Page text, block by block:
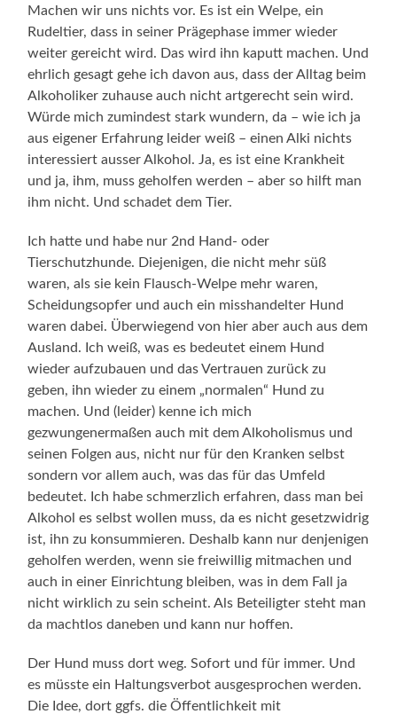
Machen wir uns nichts vor. Es ist ein Welpe, ein
Rudeltier, dass in seiner Prägephase immer wieder
weiter gereicht wird. Das wird ihn kaputt machen. Und
ehrlich gesagt gehe ich davon aus, dass der Alltag beim
Alkoholiker zuhause auch nicht artgerecht sein wird.
Würde mich zumindest stark wundern, da – wie ich ja
aus eigener Erfahrung leider weiß – einen Alki nichts
interessiert ausser Alkohol. Ja, es ist eine Krankheit
und ja, ihm, muss geholfen werden – aber so hilft man
ihm nicht. Und schadet dem Tier.
Ich hatte und habe nur 2nd Hand- oder
Tierschutzhunde. Diejenigen, die nicht mehr süß
waren, als sie kein Flausch-Welpe mehr waren,
Scheidungsopfer und auch ein misshandelter Hund
waren dabei. Überwiegend von hier aber auch aus dem
Ausland. Ich weiß, was es bedeutet einem Hund
wieder aufzubauen und das Vertrauen zurück zu
geben, ihn wieder zu einem „normalen“ Hund zu
machen. Und (leider) kenne ich mich
gezwungenermaßen auch mit dem Alkoholismus und
seinen Folgen aus, nicht nur für den Kranken selbst
sondern vor allem auch, was das für das Umfeld
bedeutet. Ich habe schmerzlich erfahren, dass man bei
Alkohol es selbst wollen muss, da es nicht gesetzwidrig
ist, ihn zu konsummieren. Deshalb kann nur denjenigen
geholfen werden, wenn sie freiwillig mitmachen und
auch in einer Einrichtung bleiben, was in dem Fall ja
nicht wirklich zu sein scheint. Als Beteiligter steht man
da machtlos daneben und kann nur hoffen.
Der Hund muss dort weg. Sofort und für immer. Und
es müsste ein Haltungsverbot ausgesprochen werden.
Die Idee, dort ggfs. die Öffentlichkeit mit